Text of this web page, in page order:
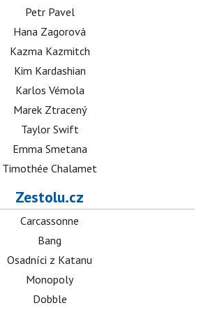
Petr Pavel
Hana Zagorová
Kazma Kazmitch
Kim Kardashian
Karlos Vémola
Marek Ztracený
Taylor Swift
Emma Smetana
Timothée Chalamet
Zestolu.cz
Carcassonne
Bang
Osadníci z Katanu
Monopoly
Dobble